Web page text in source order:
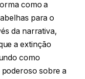
como a
para o
da narrativa,
a extinção
como
sobre a